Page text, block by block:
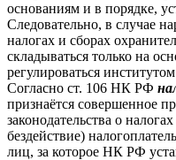
основаниям и в порядке,
Следовательно, в случае
налогах и сборах
складываться только на
регулироваться
Согласно ст. 106 НК РФ
признаётся совершенное
законодательства о
бездействие)
лиц, за которое НК РФ